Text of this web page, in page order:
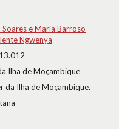
e Maria Barroso
Ngwenya
Ilha de Moçambique
da Ilha de Moçambique.